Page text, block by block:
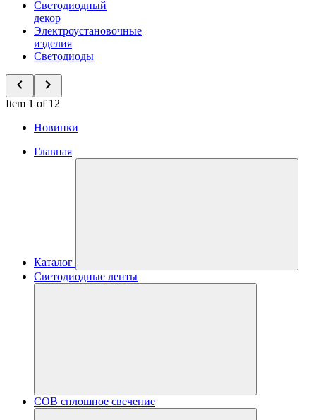
Светодиодный
декор
Электроустановочные
изделия
Светодиоды
Item 1 of 12
Новинки
Главная
Каталог
Светодиодные ленты
COB сплошное свечение